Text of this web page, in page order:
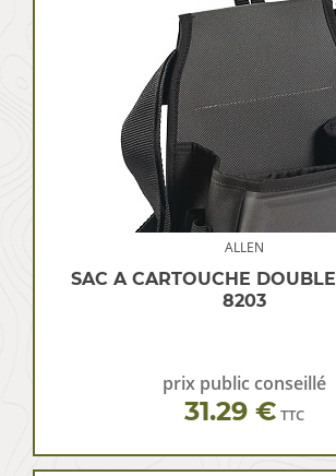
ALLEN
SAC A CARTOUCHE
8203
prix public conseillé
31.29 € TTC